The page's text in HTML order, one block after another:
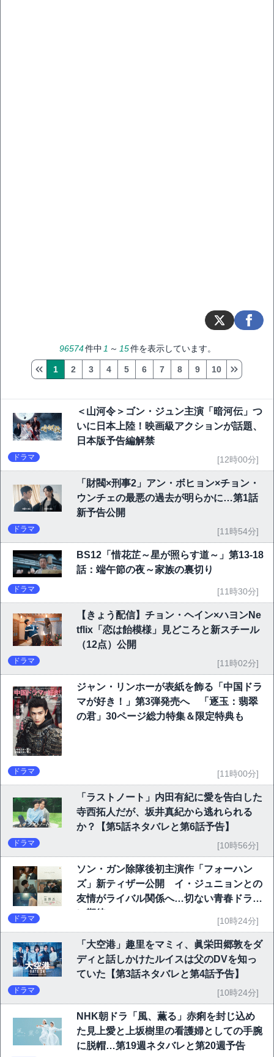
96574件中 1 ～ 15件を表示しています。
1 2 3 4 5 6 7 8 9 10
＜山河令＞ゴン・ジュン主演「暗河伝」つ
いに日本上陸！映画級アクションが話題、
日本版予告編解禁
ドラマ [12時00分]
「財閥×刑事2」アン・ボヒョン×チョン・
ウンチェの最悪の過去が明らかに…第1話
新予告公開
ドラマ [11時54分]
BS12「惜花芷～星が照らす道～」第13-18
話：端午節の夜～家族の裏切り
ドラマ [11時30分]
【きょう配信】チョン・ヘイン×ハヨンNe
tflix「恋は飴模様」見どころと新スチール
（12点）公開
ドラマ [11時02分]
ジャン・リンホーが表紙を飾る「中国ドラ
マが好き！」第3弾発売へ 「逐玉：翡翠
の君」30ページ総力特集＆限定特典も
ドラマ [11時00分]
「ラストノート」内田有紀に愛を告白した
寺西拓人だが、坂井真紀から逃れられる
か？【第5話ネタバレと第6話予告】
ドラマ [10時56分]
ソン・ガン除隊後初主演作「フォーハン
ズ」新ティザー公開 イ・ジュニョンとの
友情がライバル関係へ…切ない青春ドラマ
に期待
ドラマ [10時24分]
「大空港」趣里をマミィ、眞栄田郷敦をダ
ディと話しかけたルイスは父のDVを知っ
ていた【第3話ネタバレと第4話予告】
ドラマ [10時24分]
NHK朝ドラ「風、薫る」赤痢を封じ込め
た見上愛と上坂樹里の看護婦としての手腕
に脱帽…第19週ネタバレと第20週予告